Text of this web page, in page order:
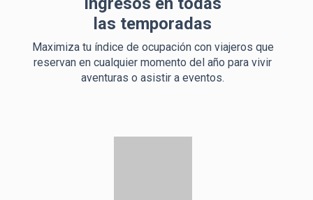
las temporadas
Maximiza tu índice de ocupación con viajeros que
reservan en cualquier momento del año para vivir
aventuras o asistir a eventos.